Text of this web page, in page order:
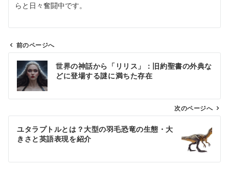
らと日々奮闘中です。
ン
前のページへ
世界の神話から「リリス」：旧約聖書の外典な
どに登場する謎に満ちた存在
次のページへ
ユタラプトルとは？大型の羽毛恐竜の生態・大
きさと英語表現を紹介